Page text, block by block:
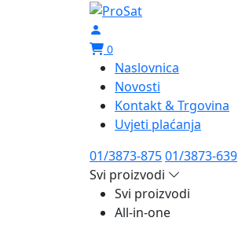
0
Naslovnica
Novosti
Kontakt & Trgovina
Uvjeti plaćanja
01/3873-87501/3873-639
Svi proizvodi
Svi proizvodi
All-in-one